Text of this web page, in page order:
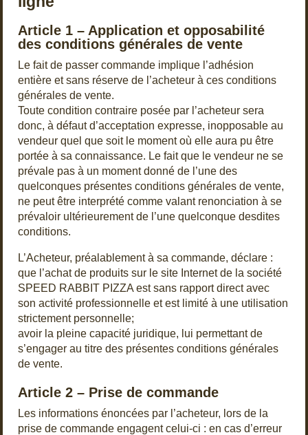
Article 1 – Application et opposabilité
des conditions générales de vente
Le fait de passer commande implique l’adhésion
entière et sans réserve de l’acheteur à ces conditions
générales de vente.
Toute condition contraire posée par l’acheteur sera
donc, à défaut d’acceptation expresse, inopposable au
vendeur quel que soit le moment où elle aura pu être
portée à sa connaissance. Le fait que le vendeur ne se
prévale pas à un moment donné de l’une des
quelconques présentes conditions générales de vente,
ne peut être interprété comme valant renonciation à se
prévaloir ultérieurement de l’une quelconque desdites
conditions.
L’Acheteur, préalablement à sa commande, déclare :
que l’achat de produits sur le site Internet de la société
SPEED RABBIT PIZZA est sans rapport direct avec
son activité professionnelle et est limité à une utilisation
strictement personnelle;
avoir la pleine capacité juridique, lui permettant de
s’engager au titre des présentes conditions générales
de vente.
Article 2 – Prise de commande
Les informations énoncées par l’acheteur, lors de la
prise de commande engagent celui-ci : en cas d’erreur